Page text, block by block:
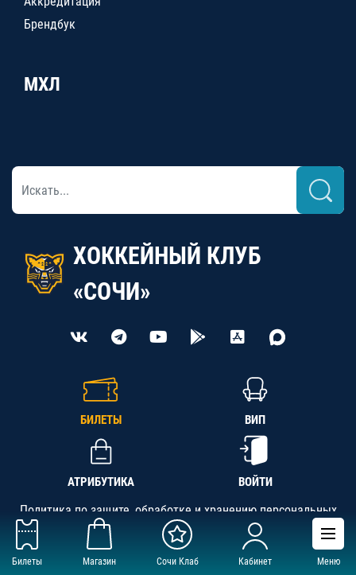
Билеты Магазин Сочи Клаб Кабинет Меню
Брендбук
МХЛ
ХОККЕЙНЫЙ КЛУБ
«СОЧИ»
БИЛЕТЫ ВИП
АТРИБУТИКА ВОЙТИ
Политика по защите, обработке и хранению персональных
данных
АНО «СК «Кубань-Регион», ОГРН 1142300002349,